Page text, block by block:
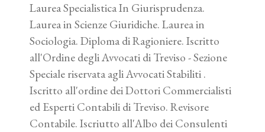
Laurea Specialistica In Giurisprudenza.
Laurea in Scienze Giuridiche. Laurea in
Sociologia. Diploma di Ragioniere. Iscritto
all'Ordine degli Avvocati di Treviso - Sezione
Speciale riservata agli Avvocati Stabiliti .
Iscritto all'ordine dei Dottori Commercialisti
ed Esperti Contabili di Treviso. Revisore
Contabile. Iscriutto all'Albo dei Consulenti